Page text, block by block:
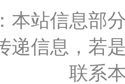
本站信息部
递信息，若
联系